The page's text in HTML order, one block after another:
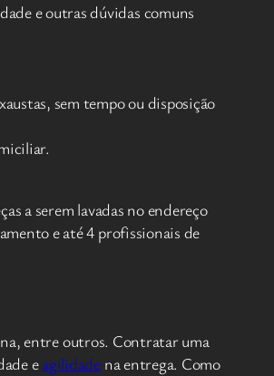
e outras dúvidas comuns
sem tempo ou disposição
a serem lavadas no endereço
e até 4 profissionais de
entre outros. Contratar uma
eagilidade na entrega. Como